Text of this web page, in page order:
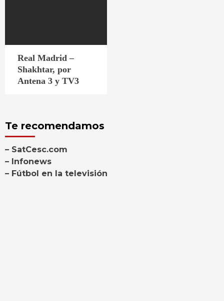
Real Madrid –
Shakhtar, por
Antena 3 y TV3
Te recomendamos
– SatCesc.com
– Infonews
– Fútbol en la televisión